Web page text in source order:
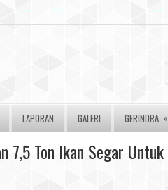
LAPORAN GALERI GERINDRA »
7,5 Ton Ikan Segar Untuk